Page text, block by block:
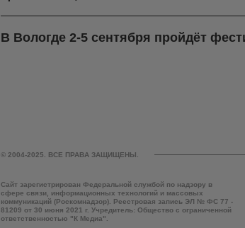
В Вологде 2-5 сентября пройдёт
© 2004-2025. ВСЕ ПРАВА ЗАЩИЩЕНЫ.
Сайт зарегистрирован Федеральной службой по надзору в
сфере связи, информационных технологий и массовых
коммуникаций (Роскомнадзор). Реестровая запись ЭЛ № ФС 77 -
81209 от 30 июня 2021 г. Учредитель: Общество с ограниченной
ответственностью "К Медиа".